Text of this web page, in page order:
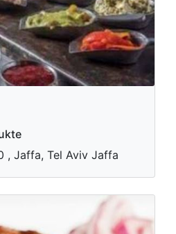
, Jaffa, Tel Aviv Jaffa